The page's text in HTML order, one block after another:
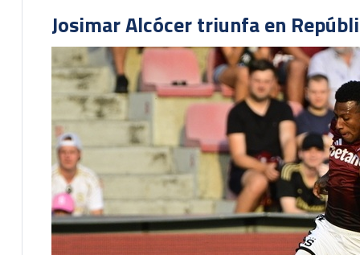
Josimar Alcócer triunfa en